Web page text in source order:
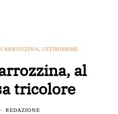
, ULTIMISSIME
al
tricolore
REDAZIONE